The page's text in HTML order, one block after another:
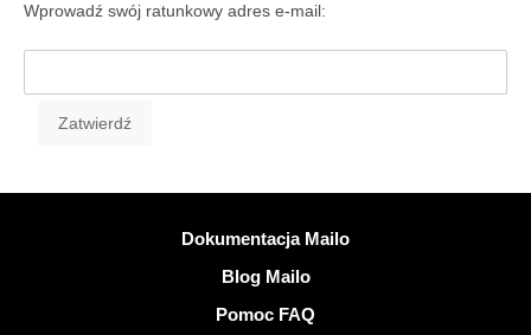
Wprowadź swój ratunkowy adres e-mail:
Dokumentacja Mailo
Blog Mailo
Pomoc FAQ